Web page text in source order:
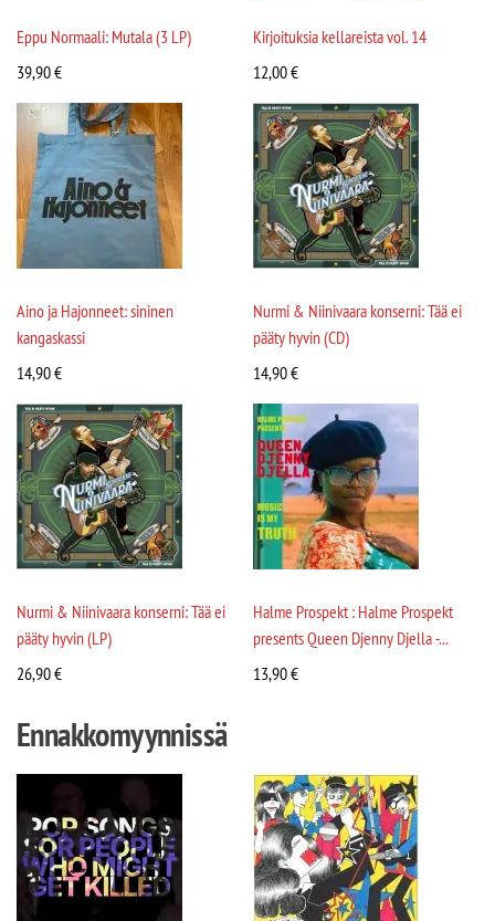
Eppu Normaali: Mutala (3 LP)
39,90€
Kirjoituksia kellareista vol. 14
12,00€
Aino ja Hajonneet: sininen
kangaskassi
14,90€
Nurmi & Niinivaara konserni: Tää ei
pääty hyvin (CD)
14,90€
Nurmi & Niinivaara konserni: Tää ei
pääty hyvin (LP)
26,90€
Halme Prospekt : Halme Prospekt
presents Queen Djenny Djella -...
13,90€
Ennakkomyynnissä